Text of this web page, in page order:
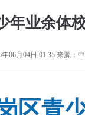
年业余体
年06月04日 01:35来源：
区青